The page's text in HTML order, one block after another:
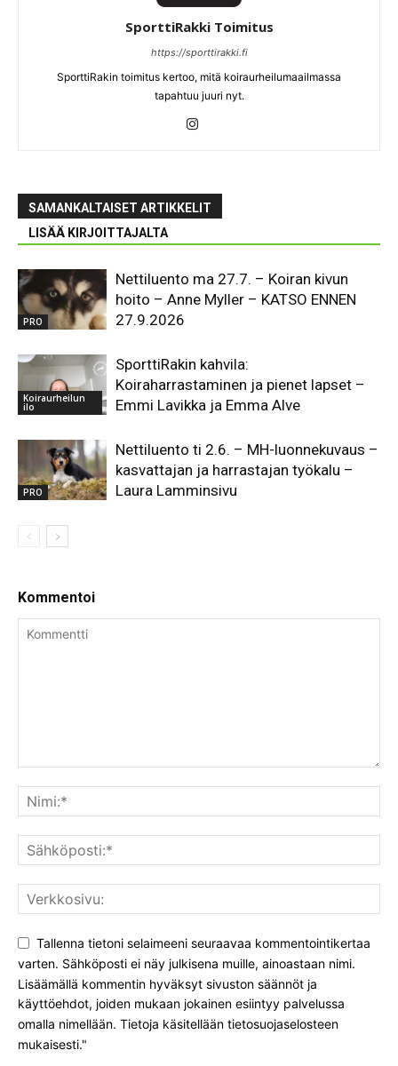
SporttiRakki Toimitus
https://sporttirakki.fi
SporttiRakin toimitus kertoo, mitä koiraurheilumaailmassa
tapahtuu juuri nyt.
SAMANKALTAISET ARTIKKELIT
LISÄÄ KIRJOITTAJALTA
PRO
Nettiluento ma 27.7. – Koiran kivun
hoito – Anne Myller – KATSO ENNEN
27.9.2026
Koiraurheilun
ilo
SporttiRakin kahvila:
Koiraharrastaminen ja pienet lapset –
Emmi Lavikka ja Emma Alve
PRO
Nettiluento ti 2.6. – MH-luonnekuvaus –
kasvattajan ja harrastajan työkalu –
Laura Lamminsivu
Kommentoi
Tallenna tietoni selaimeeni seuraavaa kommentointikertaa
varten. Sähköposti ei näy julkisena muille, ainoastaan nimi.
Lisäämällä kommentin hyväksyt sivuston säännöt ja
käyttöehdot, joiden mukaan jokainen esiintyy palvelussa
omalla nimellään. Tietoja käsitellään tietosuojaselosteen
mukaisesti."